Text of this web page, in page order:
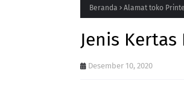
Beranda Alamat toko
Jenis
Desember 10, 2020